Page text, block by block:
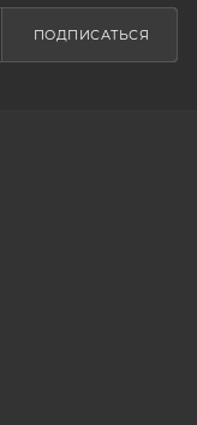
ПОДПИСАТЬСЯ